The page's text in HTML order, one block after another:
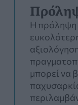
Η πρόληψη
μπορεί να